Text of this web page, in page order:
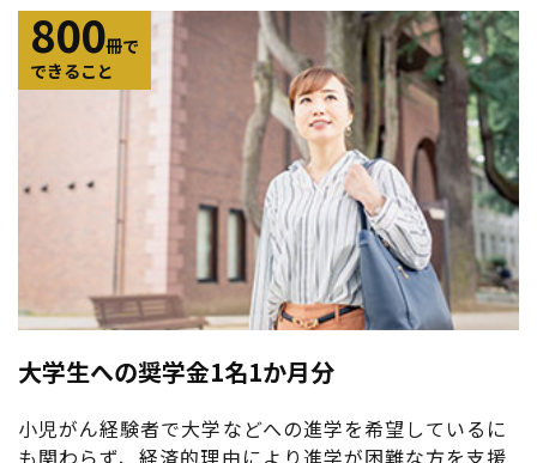
800冊で
できること
大学生への奨学金1名1か月分
小児がん経験者で大学などへの進学を希望しているに
も関わらず、経済的理由により進学が困難な方を支援